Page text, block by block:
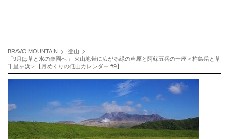
BRAVO MOUNTAIN
登山
「9月は草と水の楽園へ」 火山地帯に広がる緑の草原と阿蘇五岳の一座＜杵島岳と草
千里ヶ浜＞【月めくりの低山カレンダー #9】